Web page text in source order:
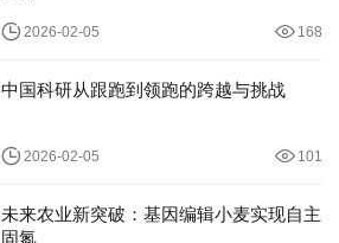
2026-02-05 168
中国科研从跟跑到领跑的跨越与挑战
2026-02-05 101
未来农业新突破：基因编辑小麦实现自主
固氮